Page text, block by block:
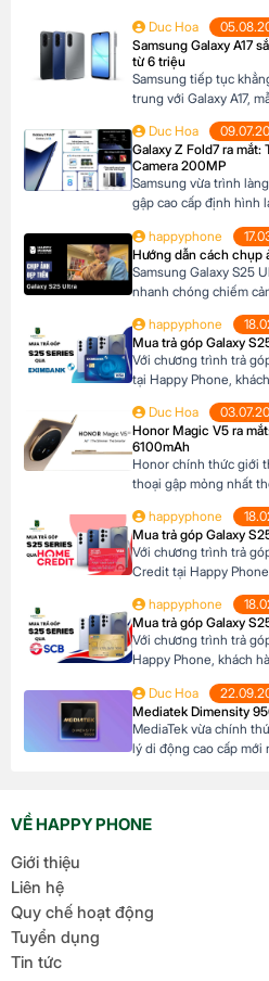
Duc Hoa
Samsung Galaxy A17
từ 6 triệu
Samsung tiếp tục
trung với Galaxy A17,
cuối năm 2025 đã
bán lẻ tại Châu Âu. Với
camera, hiệu năng và
Duc Hoa
Galaxy Z Fold7 ra
Camera 200MP
Samsung vừa trình
gập cao cấp định hình
200MP sắc nét chưa
này không chỉ là một
happyphone
Hướng dẫn cách chụp
Samsung Galaxy S25
nhanh chóng chiếm
200MP, khả năng
thông minh giúp ghi lại
cuộc sống. Sau đây […]
happyphone
Mua trả góp Galaxy
Với chương trình trả
tại Happy Phone,
lựa chọn kỳ hạn trả
khả năng tài chính của
Duc Hoa
Honor Magic V5 ra
6100mAh
Honor chính thức giới
thoại gập mỏng nhất
lượng 217g, pin dung
AI tiên tiến, Honor
flagship […]
happyphone
Mua trả góp Galaxy
Với chương trình trả
Credit tại Happy
mức lãi suất cực kỳ ưu
linh hoạt lựa chọn kỳ
hợp với khả năng tài
happyphone
Mua trả góp Galaxy
Với chương trình trả
Happy Phone, khách
lựa chọn kỳ hạn trả
khả năng tài chính của
Duc Hoa
Mediatek Dimensity
MediaTek vừa chính
lý di động cao cấp mới
VỀ HAPPY PHONE
Giới thiệu
Liên hệ
Quy chế hoạt động
Tuyển dụng
Tin tức